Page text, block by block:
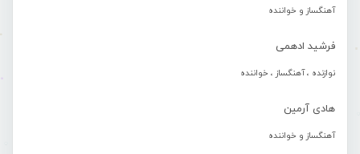
آهنگساز و خواننده
فرشید ادهمی
نوازنده ، آهنگساز ، خواننده
هادی آرمین
آهنگساز و خواننده